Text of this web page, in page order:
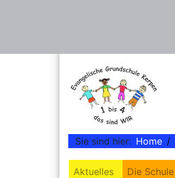
Sie sind hier: Home
Aktuelles Die Schule